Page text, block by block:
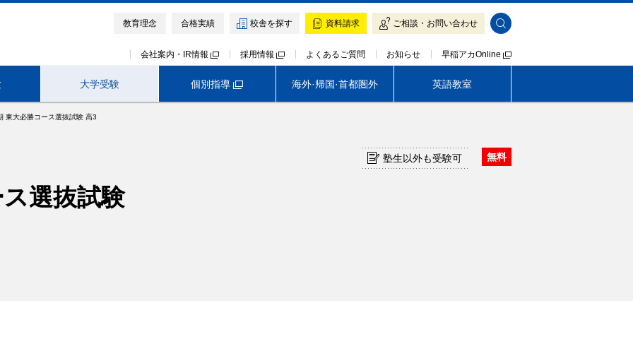
教育理念 合格実績 校舎を探す 資料請求 ご相談・お問い合わせ
会社案内・IR情報 採用情報 よくあるご質問 お知らせ 早稲アカOnline
大学受験
早稲アカの魅力 入塾をご検討の方へ
早稲田アカデミー・東進衛星予備校
個別指導 海外·帰国·首都圏外 英語教室
東大必勝コース選抜試験 高3
塾生以外も受験可
選抜試験
無料